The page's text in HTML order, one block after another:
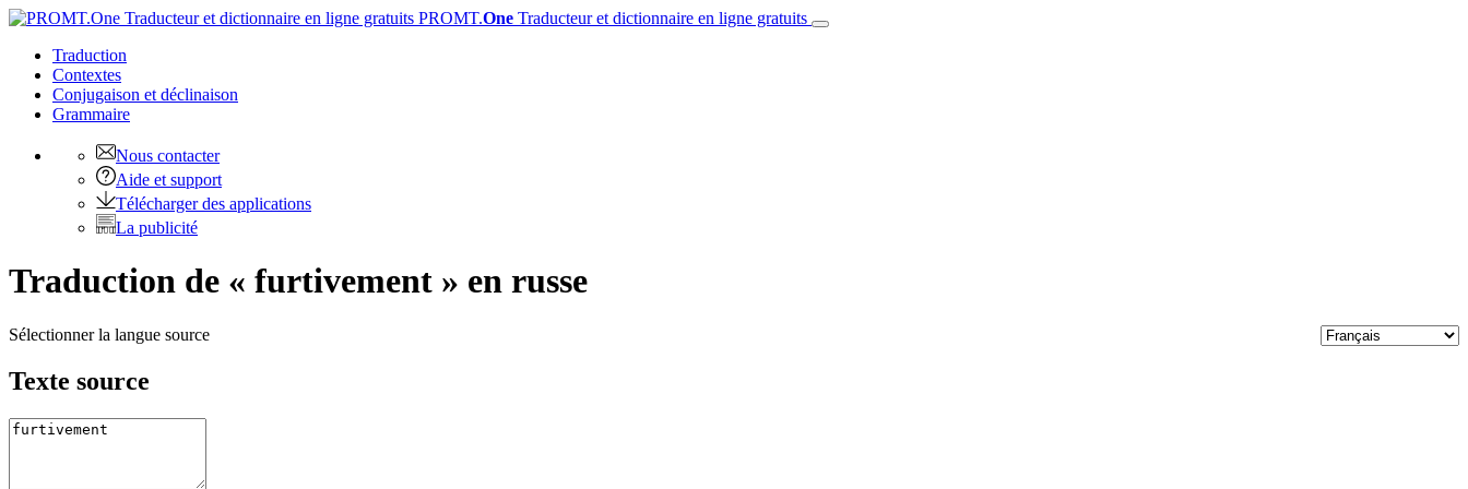
PROMT.One Traducteur et dictionnaire en ligne gratuits
Traduction
Contextes
Conjugaison et déclinaison
Grammaire
Nous contacter
Aide et support
Télécharger des applications
La publicité
Traduction de « furtivement » en russe
Sélectionner la langue source
Texte source